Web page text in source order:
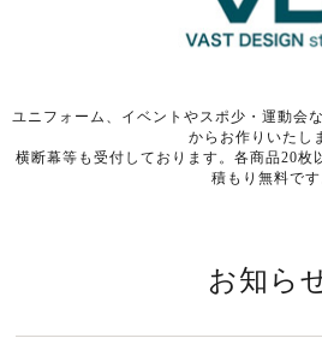
ユニフォーム、イベントやスポ少・運動会
からお作りいたし
横断幕等も受付しております。各商品20枚
積もり無料です
お知ら